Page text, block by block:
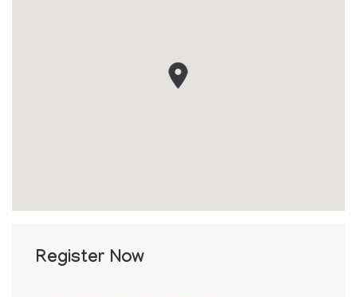
Register Now